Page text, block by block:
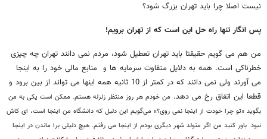
نیست اصلا چرا باید تهران بزرگ شود؟
پس انگار تنها راه حل این است که از تهران برویم!
من هم می گویم حقیقتا باید تهران تعطیل شود، مردم نمی دانند تهران چه چیزی
خطرناکی است. همه به دلایل متفاوت سرمايه ها و منابع مالی خود را به اینجا
می آورند ولی نمی دانند که در کمتر از 10 ثانیه همه اینها می تواند از بین برود و
قطعا این اتفاق رخ می دهد. من خودم هر روز منتظر زلزله هستم. ممکن است یکی به من
بگوید «تو چرا خودت از اینجا نمی روی؟» می‌گویم این دلیل که دانشگاه من اینجا است، ای کاش
نبود. باور کنید من اگر متولد شهر دیگری بودم از اینجا می رفتم. هیچ دلیلی برا ماندن در اینجا